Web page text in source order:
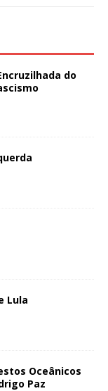
do
Lula
Oceânicos
Paz